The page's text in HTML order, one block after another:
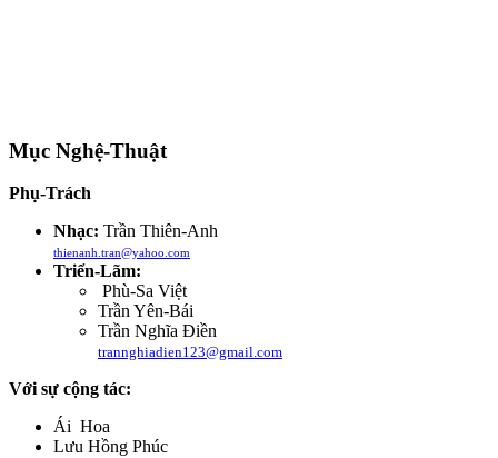
Mục Nghệ-Thuật
Phụ-Trách
Nhạc: Trần Thiên-Anh
thienanh.tran@yahoo.com
Triển-Lãm:
Phù-Sa Việt
Trần Yên-Bái
Trần Nghĩa Điền
trannghiadien123@gmail.com
Với sự cộng tác:
Ái Hoa
Lưu Hồng Phúc